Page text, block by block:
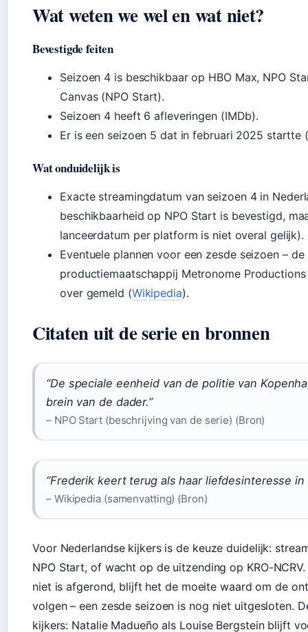
Wat weten we wel en wat niet?
Bevestigde feiten
Seizoen 4 is beschikbaar op HBO Max, NPO
Canvas (NPO Start).
Seizoen 4 heeft 6 afleveringen (IMDb).
Er is een seizoen 5 dat in februari 2025 startte
Wat onduidelijk is
Exacte streamingdatum van seizoen 4 in
beschikbaarheid op NPO Start is bevestigd,
lanceerdatum per platform is niet overal gelijk).
Eventuele plannen voor een zesde seizoen – de
productiemaatschappij Metronome
over gemeld (Wikipedia).
Citaten uit de serie en bronnen
“De speciale eenheid van de politie van
brein van de dader.”
– NPO Start (beschrijving van de serie) (Bron)
“Frederik keert terug als haar liefdesinteresse in
– Wikipedia (samenvatting) (Bron)
Voor Nederlandse kijkers is de keuze duidelijk:
NPO Start, of wacht op de uitzending op KRO-
niet is afgerond, blijft het de moeite waard om de
volgen – een zesde seizoen is nog niet uitgesloten.
kijkers: Natalie Madueño als Louise Bergstein blijft